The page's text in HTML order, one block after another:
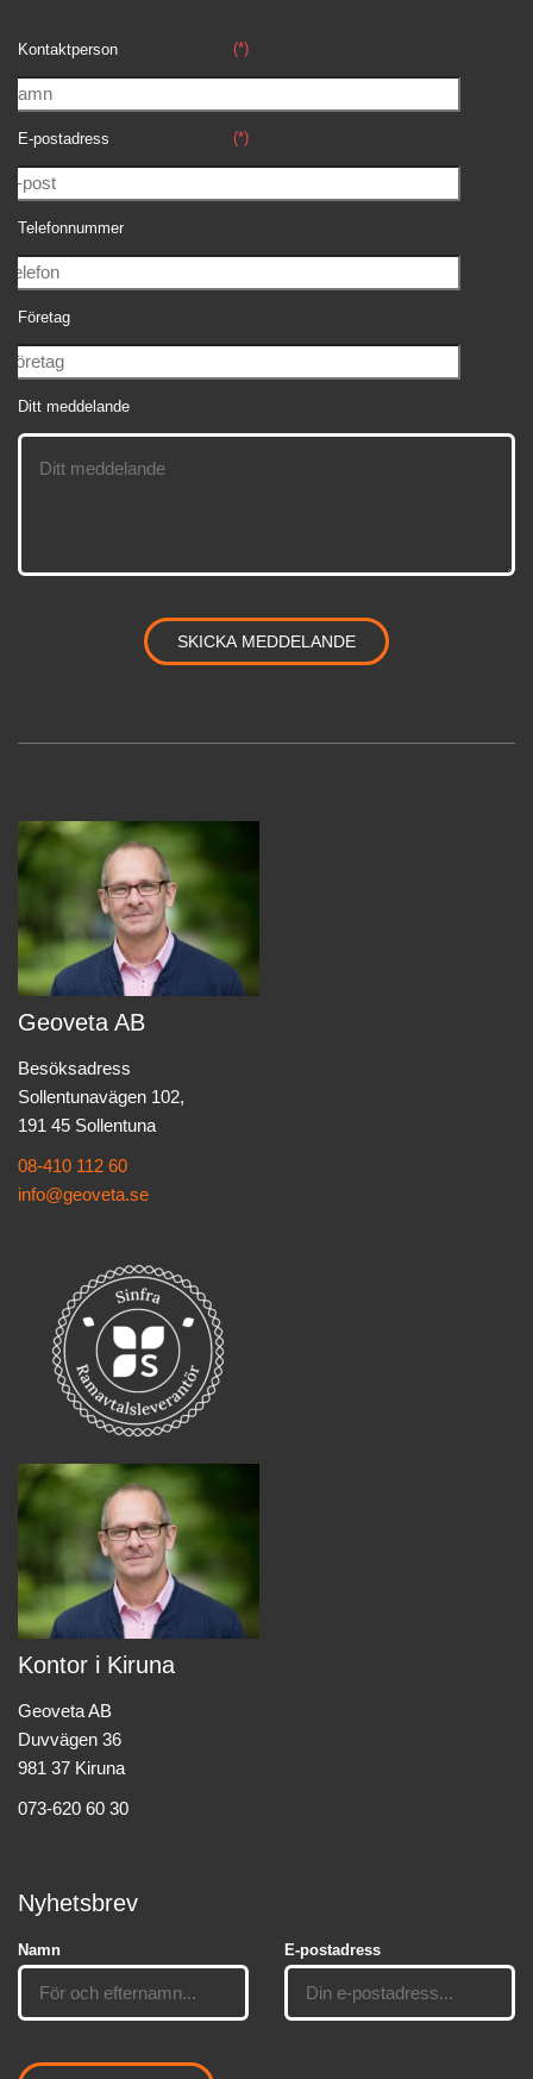
Kontaktperson (*)
E-postadress (*)
Telefonnummer
Företag
Ditt meddelande
Geoveta AB
Besöksadress
Sollentunavägen 102,
191 45 Sollentuna
08-410 112 60
info@geoveta.se
Kontor i Kiruna
Geoveta AB
Duvvägen 36
981 37 Kiruna
073-620 60 30
Nyhetsbrev
Namn E-postadress